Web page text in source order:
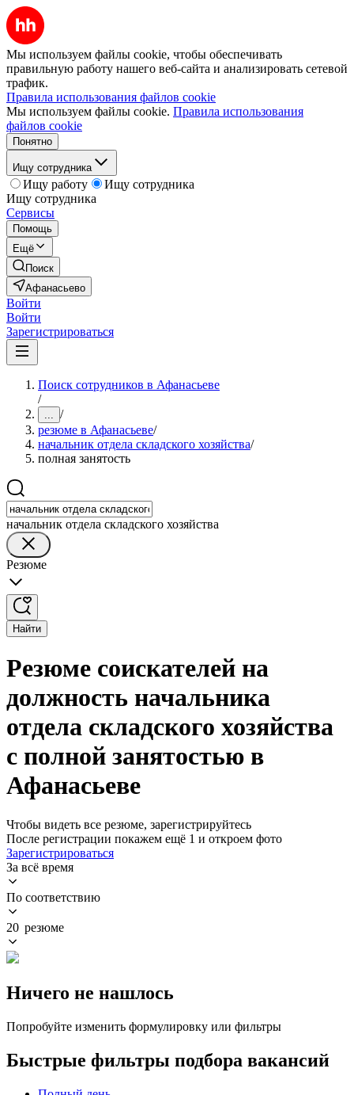
Мы используем файлы cookie, чтобы обеспечивать
правильную работу нашего веб-сайта и анализировать сетевой
трафик.
Правила использования файлов cookie
Мы используем файлы cookie. Правила использования
файлов cookie
Понятно
Ищу сотрудника
Ищу работу
Ищу сотрудника
Ищу сотрудника
Сервисы
Помощь
Ещё
Поиск
Афанасьево
Войти
Войти
Зарегистрироваться
Поиск сотрудников в Афанасьеве
/
... /
резюме в Афанасьеве/
начальник отдела складского хозяйства/
полная занятость
начальник отдела складского хозяйства
Резюме
Найти
Резюме соискателей на
должность начальника
отдела складского хозяйства
с полной занятостью в
Афанасьеве
Чтобы видеть все резюме, зарегистрируйтесь
После регистрации покажем ещё 1 и откроем фото
Зарегистрироваться
За всё время
По соответствию
20 резюме
Ничего не нашлось
Попробуйте изменить формулировку или фильтры
Быстрые фильтры подбора вакансий